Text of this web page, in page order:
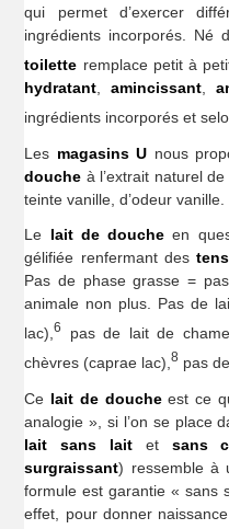
qui permet d’exercer
ingrédients incorporés. Né
toilette remplace petit à
hydratant ,amincissant
ingrédients incorporés et
Les magasins U nous
douche à l’extrait naturel
teinte vanille, d’odeur vanille.
Le lait de douche en
gélifiée renfermant des
Pas de phase grasse =
animale non plus. Pas de
lac),6 pas de lait de
chèvres (caprae lac),8 pas
Ce lait de doucheest ce
analogie », si l’on se place
lait sans lait et sans
surgraissant) ressemble à
formule est garantie « sans
effet, pour donner